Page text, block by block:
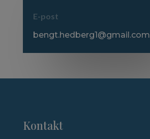
E-post
bengt.hedberg1@gmail.com
Kontakt